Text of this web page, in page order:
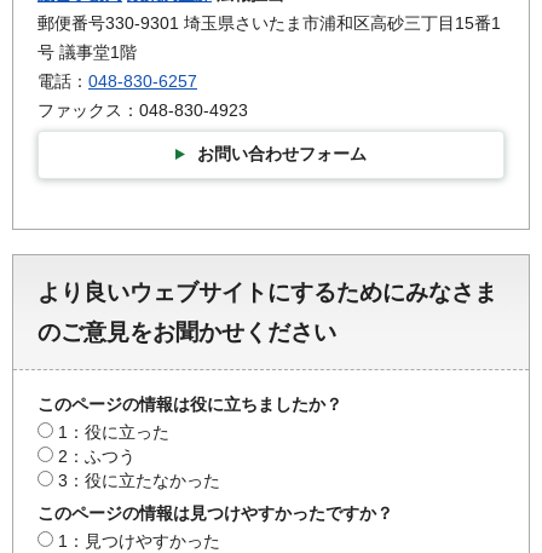
郵便番号330-9301 埼玉県さいたま市浦和区高砂三丁目15番1
号 議事堂1階
電話： 048-830-6257
ファックス：048-830-4923
お問い合わせフォーム
より良いウェブサイトにするためにみなさま
のご意見をお聞かせください
このページの情報は役に立ちましたか？
1：役に立った
2：ふつう
3：役に立たなかった
このページの情報は見つけやすかったですか？
1：見つけやすかった